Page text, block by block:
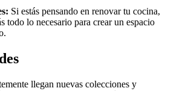
Si estás pensando en renovar tu cocina,
todo lo necesario para crear un espacio
llegan nuevas colecciones y